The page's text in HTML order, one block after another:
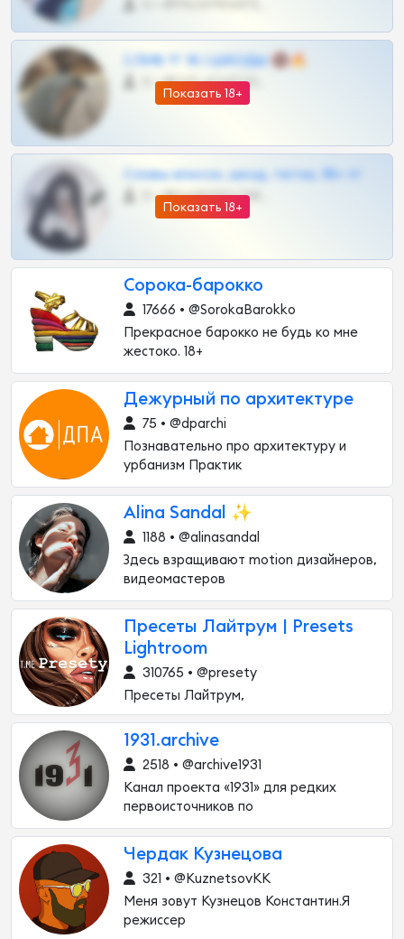
Показать 18+
СЛИВ ТГ 18 | ШКОДЫ 🔞🔥
0 •
Показать 18+
Сливы вписок, шкод, теток, 18+ тг
0 •
Сорока-барокко
17666 • @SorokaBarokko
Прекрасное барокко не будь ко мне
жестоко. 18+
Дежурный по архитектуре
75 • @dparchi
Познавательно про архитектуру и
урбанизм Практик
Alina Sandal ✨
1188 • @alinasandal
Здесь взращивают motion дизайнеров,
видеомастеров
Пресеты Лайтрум | Presets
Lightroom
310765 • @presety
Пресеты Лайтрум,
1931.archive
2518 • @archive1931
Канал проекта «1931» для редких
первоисточников по
Чердак Кузнецова
321 • @KuznetsovKK
Меня зовут Кузнецов Константин.Я
режиссер